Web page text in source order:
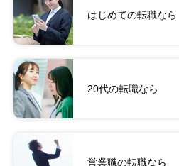
はじめての転職なら
20代の転職なら
営業職の転職なら